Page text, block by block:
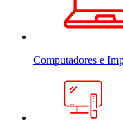
Computadores e